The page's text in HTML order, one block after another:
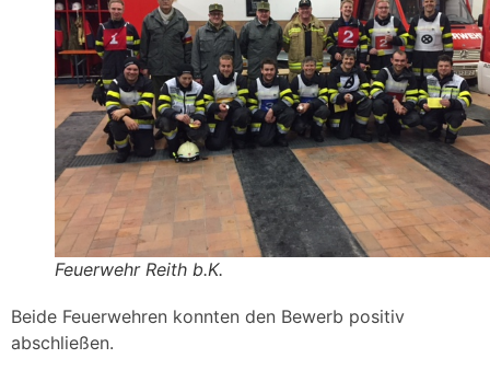
Feuerwehr Reith b.K.
Beide Feuerwehren konnten den Bewerb positiv
abschließen.